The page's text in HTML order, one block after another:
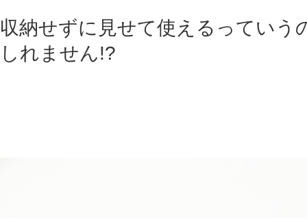
収納せずに見せて使えるっていう
しれません!?